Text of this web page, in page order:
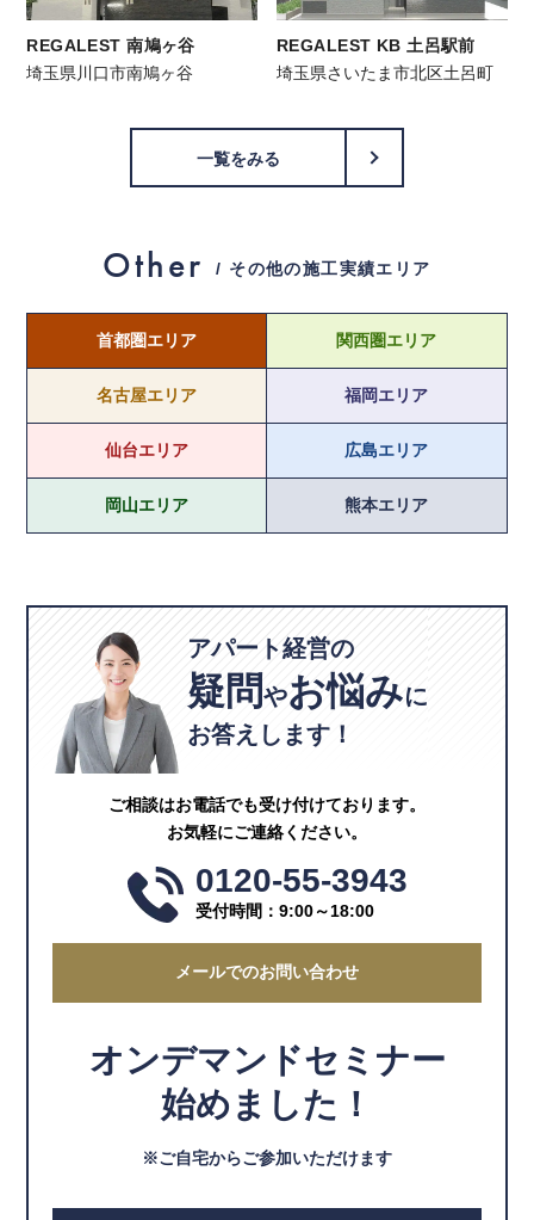
REGALEST 南鳩ヶ谷
埼玉県川口市南鳩ヶ谷
REGALEST KB 土呂駅前
埼玉県さいたま市北区土呂町
一覧をみる
Other / その他の施工実績エリア
首都圏エリア 関西圏エリア
名古屋エリア 福岡エリア
仙台エリア 広島エリア
岡山エリア 熊本エリア
アパート経営の
疑問やお悩みに
お答えします！
ご相談はお電話でも受け付けております。
お気軽にご連絡ください。
0120-55-3943
受付時間：9:00～18:00
メールでのお問い合わせ
オンデマンドセミナー
始めました！
※ご自宅からご参加いただけます